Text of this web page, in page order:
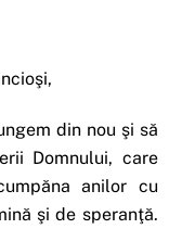
din nou şi să
Domnului, care
anilor cu
şi de speranţă.